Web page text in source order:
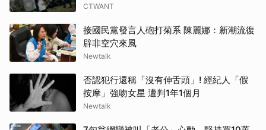
CTWANT
接國民黨發言人砲打菊系 陳麗娜：新潮流復
辟非空穴來風
Newtalk
否認犯行還稱「沒有伸舌頭」! 經紀人「假
按摩」強吻女星 遭判1年1個月
Newtalk